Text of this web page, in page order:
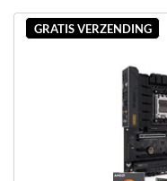
GRATIS VERZENDING